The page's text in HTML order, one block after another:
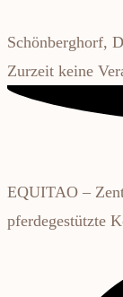
Schönberghorf,
Zurzeit keine
EQUITAO –
pferdegestützte